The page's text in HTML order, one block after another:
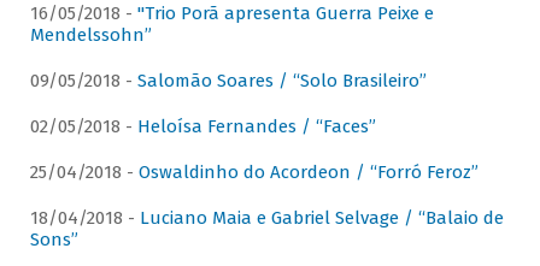
16/05/2018 - "Trio Porã apresenta Guerra Peixe e
Mendelssohn”
09/05/2018 - Salomão Soares / “Solo Brasileiro”
02/05/2018 - Heloísa Fernandes / “Faces”
25/04/2018 - Oswaldinho do Acordeon / “Forró Feroz”
18/04/2018 - Luciano Maia e Gabriel Selvage / “Balaio de
Sons”